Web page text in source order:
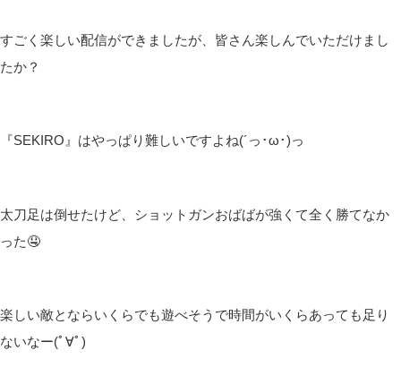
すごく楽しい配信ができましたが、皆さん楽しんでいただけまし
たか？
『SEKIRO』はやっぱり難しいですよね(´っ･ω･)っ
太刀足は倒せたけど、ショットガンおばばが強くて全く勝てなか
った🤤
楽しい敵とならいくらでも遊べそうで時間がいくらあっても足り
ないなー(ﾟ∀ﾟ)